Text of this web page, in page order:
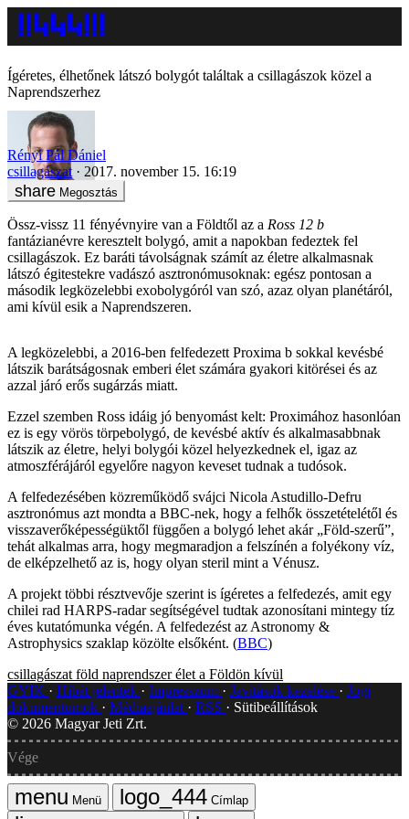
Ígéretes, élhetőnek látszó bolygót találtak a csillagászok közel a
Naprendszerhez
Rényi Pál Dániel
csillagászat
2017. november 15. 16:19
Megosztás
Össz-vissz 11 fényévnyire van a Földtől az a Ross 12 b
fantázianévre keresztelt bolygó, amit a napokban fedeztek fel
csillagászok. Ez baráti távolságnak számít az életre alkalmasnak
látszó égitestekre vadászó asztronómusoknak: egész pontosan a
második legközelebbi exobolygóról van szó, azaz olyan planétáról,
ami kívül esik a Naprendszeren.
A legközelebbi, a 2016-ben felfedezett Proxima b sokkal kevésbé
látszik barátságosnak emberi élet számára gyakori kitörései és az
azzal járó erős sugárzás miatt.
Ezzel szemben Ross idáig jó benyomást kelt: Proximához hasonlóan
ez is egy vörös törpebolygó, de kevésbé aktív és alkalmasabbnak
látszik az életre, helyi bolygói közel helyezkednek el, igaz az
atmoszférájáról egyelőre nagyon keveset tudnak a tudósok.
A felfedezésében közreműködő svájci Nicola Astudillo-Defru
asztronómus azt mondta a BBC-nek, hogy a felhők összetételétől és
visszaverőképességüktől függően a bolygó lehet akár „Föld-szerű”,
tehát alkalmas arra, hogy megmaradjon a felszínén a folyékony víz,
de elképzelhető az is, hogy olyan steril mint a Vénusz.
A projekt többi résztvevője szerint is ígéretes a felfedezés, amit egy
chilei rad HARPS-radar segítségével tudtak azonosítani mintegy tíz
éves kutatómunka végén. A felfedezést az Astronomy &
Astrophysics szaklap közölte elsőként. (BBC)
csillagászat föld naprendszer élet a Földön kívül
GYIK
Hibát jelentek Impresszum Javítások kezelése
Jogi
dokumentumok
Médiaajánlat RSS
Sütibeállítások
© 2026 Magyar Jeti Zrt.
Vége
Menü Címlap